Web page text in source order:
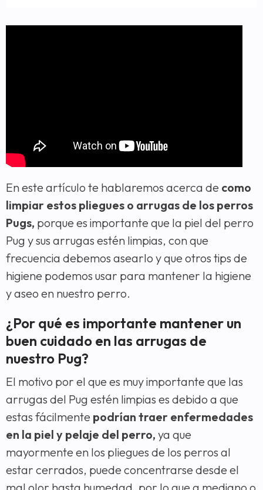
En este artículo te hablaremos acerca de como
limpiar estos pliegues o arrugas de los perros
Pugs, porque es importante que la piel del perro
Pug y sus arrugas estén limpias, con que
frecuencia debemos asearlo y que otros tips de
higiene podemos usar para mantener la higiene
y aseo en nuestro perro.
¿Por qué es importante mantener un
buen cuidado en las arrugas de
nuestro Pug?
El motivo por el que es muy importante que las
arrugas del Pug estén limpias es debido a que
estas fácilmente podrían traer enfermedades
en la piel y pelaje del perro, ya que
mayormente en los pliegues de los perros al
estar cerrados, puede concentrarse desde el